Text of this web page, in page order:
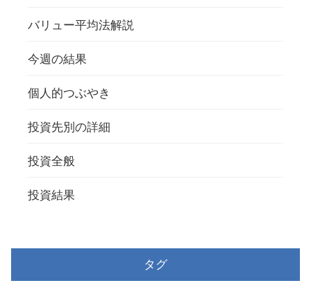
バリュー平均法解説
今週の結果
個人的つぶやき
投資先別の詳細
投資全般
投資結果
タグ